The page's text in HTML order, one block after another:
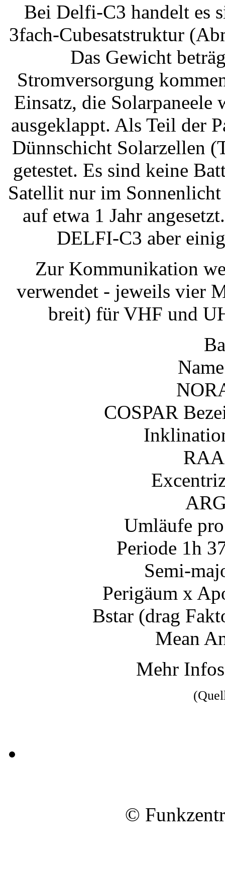
Bei Delfi-C3 handelt es
3fach-Cubesatstruktur
Das Gewicht
Stromversorgung
Einsatz, die
ausgeklappt. Als Teil der
Dünnschicht Solarzellen
getestet. Es sind keine
Satellit nur im
auf etwa 1 Jahr
DELFI-C3 aber
Zur Kommunikation
verwendet - jeweils vier
breit) für VHF und
COSPAR
Umläufe
Periode 1h
Semi-
Perigäum x
Bstar (drag
Mean
Mehr
©